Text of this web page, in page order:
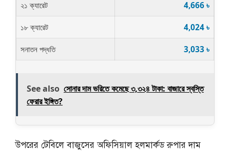
২১ ক্যারেট 4,666 ৳
১৮ ক্যারেট 4,024 ৳
সনাতন পদ্ধতি 3,033 ৳
See also সোনার দাম ভরিতে কমেছে ৩,৩২৪ টাকা: বাজারে স্বস্তি
ফেরার ইঙ্গিত?
উপরের টেবিলে বাজুসের অফিসিয়াল হলমার্কড রুপার দাম